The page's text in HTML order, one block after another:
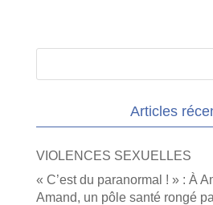
Articles
VIOLENCES SEXUELLES
« C’est du paranormal ! » : À
Amand, un pôle santé rongé